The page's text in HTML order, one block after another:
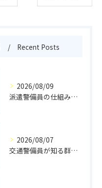
Recent Posts
2026/08/09
派遣警備員の仕組みと警備業の法律面を徹底解説
2026/08/07
交通警備員が知る群馬県吾妻郡高山村の地形と現場選びのポイント